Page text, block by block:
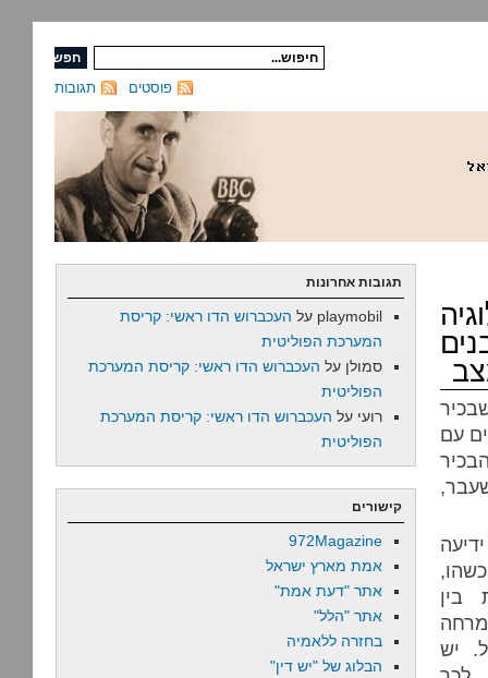
תגובות פוסטים
עם
בין
יש
תגובות אחרונות
playmobil על העכברוש הדו ראשי: קריסת
המערכת הפוליטית
סמולן על העכברוש הדו ראשי: קריסת המערכת
הפוליטית
רועי על העכברוש הדו ראשי: קריסת המערכת
הפוליטית
קישורים
972Magazine
אמת מארץ ישראל
אתר "דעת אמת"
אתר "הלל"
בחזרה ללאמיה
הבלוג של "יש דין"